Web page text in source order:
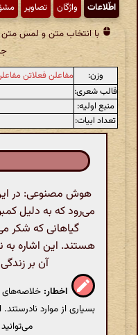
اطّلاعات واژگان تصاویر
با انتخاب متن و لمس متن
وزن:
مفاعلن فعلاتن
قالب شعری:
منبع اولیه:
تعداد ابیات:
هوش مصنوعی: در
می‌رود که به دلیل
گیاهانی که شکر
هستند. این اشاره به
آن بر
اخطار:
بسیاری از موارد